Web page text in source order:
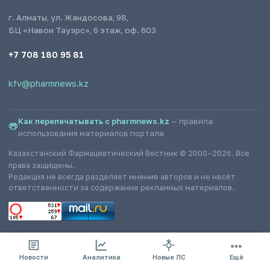
г. Алматы, ул. Жандосова, 98,
БЦ «Навои Тауэрс», 6 этаж, оф. 603
+7 708 180 95 81
kfv@pharmnews.kz
Как перепечатывать с pharmnews.kz — правила
использования материалов портала
Казахстанский Фармацевтический Вестник © 2000–2026. Все
права защищены.
Редакция не всегда разделяет мнение авторов и не несёт
ответственности за содержание рекламных материалов.
Новости Аналитика Новые ЛС Ещё